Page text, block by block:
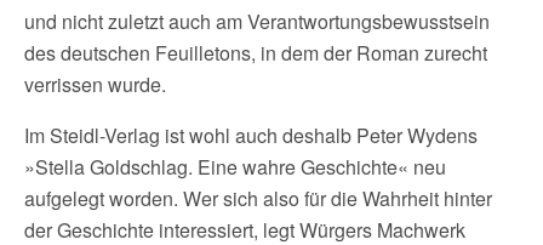
und nicht zuletzt auch am Verantwortungsbewusstsein
des deutschen Feuilletons, in dem der Roman zurecht
verrissen wurde.
Im Steidl-Verlag ist wohl auch deshalb Peter Wydens
»Stella Goldschlag. Eine wahre Geschichte« neu
aufgelegt worden. Wer sich also für die Wahrheit hinter
der Geschichte interessiert, legt Würgers Machwerk